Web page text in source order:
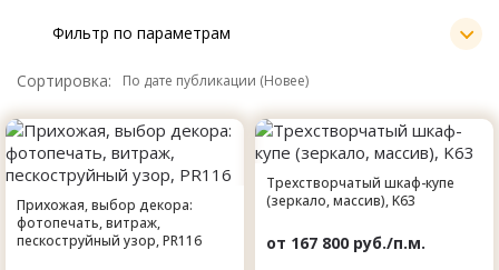
Фильтр по параметрам
Сортировка:
Прихожая, выбор декора:
фотопечать, витраж,
пескоструйный узор, PR116
Трехстворчатый шкаф-купе
(зеркало, массив), K63
от 167 800 руб./п.м.